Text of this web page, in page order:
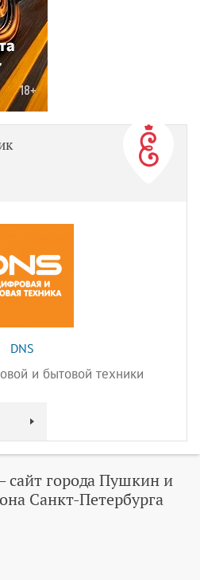
DNS
и бытовой техники
города Пушкин и
Санкт-Петербурга